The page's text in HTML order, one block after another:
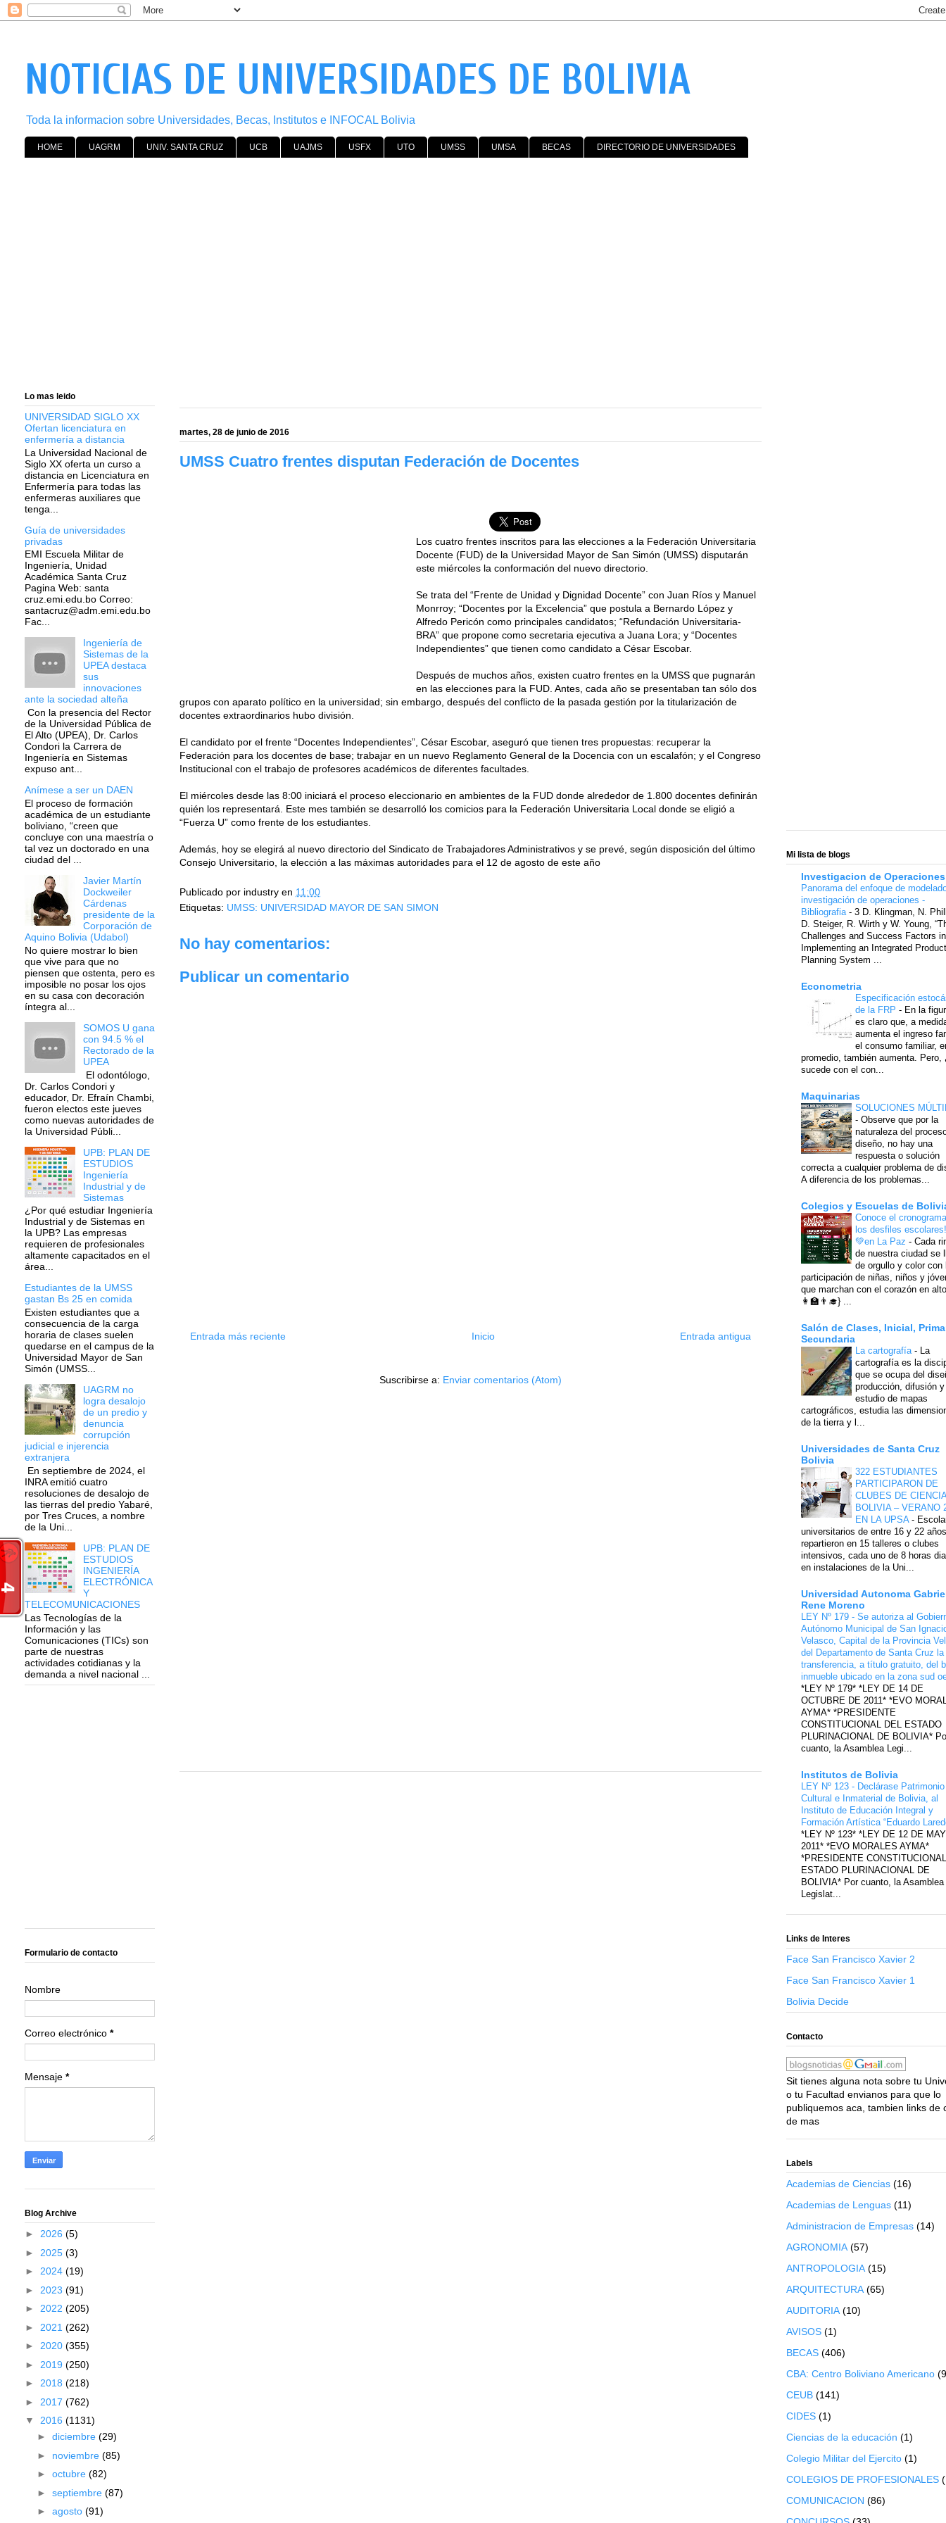
NOTICIAS DE UNIVERSIDADES DE BOLIVIA
Toda la informacion sobre Universidades, Becas, Institutos e INFOCAL Bolivia
HOME UAGRM UNIV. SANTA CRUZ UCB UAJMS USFX UTO UMSS UMSA BECAS DIRECTORIO DE UNIVERSIDADES
martes, 28 de junio de 2016
UMSS Cuatro frentes disputan Federación de Docentes
Los cuatro frentes inscritos para las elecciones a la Federación Universitaria
Docente (FUD) de la Universidad Mayor de San Simón (UMSS) disputarán
este miércoles la conformación del nuevo directorio.
Se trata del “Frente de Unidad y Dignidad Docente” con Juan Ríos y Manuel
Monrroy; “Docentes por la Excelencia” que postula a Bernardo López y
Alfredo Pericón como principales candidatos; “Refundación Universitaria-
BRA” que propone como secretaria ejecutiva a Juana Lora; y “Docentes
Independientes” que tienen como candidato a César Escobar.
Después de muchos años, existen cuatro frentes en la UMSS que pugnarán
en las elecciones para la FUD. Antes, cada año se presentaban tan sólo dos
grupos con aparato político en la universidad; sin embargo, después del conflicto de la pasada gestión por la titularización de
docentes extraordinarios hubo división.
El candidato por el frente “Docentes Independientes”, César Escobar, aseguró que tienen tres propuestas: recuperar la
Federación para los docentes de base; trabajar en un nuevo Reglamento General de la Docencia con un escalafón; y el Congreso
Institucional con el trabajo de profesores académicos de diferentes facultades.
El miércoles desde las 8:00 iniciará el proceso eleccionario en ambientes de la FUD donde alrededor de 1.800 docentes definirán
quién los representará. Este mes también se desarrolló los comicios para la Federación Universitaria Local donde se eligió a
“Fuerza U” como frente de los estudiantes.
Además, hoy se elegirá al nuevo directorio del Sindicato de Trabajadores Administrativos y se prevé, según disposición del último
Consejo Universitario, la elección a las máximas autoridades para el 12 de agosto de este año
Publicado por industry en 11:00
Etiquetas: UMSS: UNIVERSIDAD MAYOR DE SAN SIMON
No hay comentarios:
Publicar un comentario
Entrada más reciente Entrada antigua
Inicio
Suscribirse a: Enviar comentarios (Atom)
Lo mas leido
UNIVERSIDAD SIGLO XX
Ofertan licenciatura en
enfermería a distancia
La Universidad Nacional de
Siglo XX oferta un curso a
distancia en Licenciatura en
Enfermería para todas las
enfermeras auxiliares que
tenga...
Guía de universidades
privadas
EMI Escuela Militar de
Ingeniería, Unidad
Académica Santa Cruz
Pagina Web: santa
cruz.emi.edu.bo Correo:
santacruz@adm.emi.edu.bo
Fac...
Ingeniería de
Sistemas de la
UPEA destaca
sus
innovaciones
ante la sociedad alteña
Con la presencia del Rector
de la Universidad Pública de
El Alto (UPEA), Dr. Carlos
Condori la Carrera de
Ingeniería en Sistemas
expuso ant...
Anímese a ser un DAEN
El proceso de formación
académica de un estudiante
boliviano, “creen que
concluye con una maestría o
tal vez un doctorado en una
ciudad del ...
Javier Martín
Dockweiler
Cárdenas
presidente de la
Corporación de
Aquino Bolivia (Udabol)
No quiere mostrar lo bien
que vive para que no
piensen que ostenta, pero es
imposible no posar los ojos
en su casa con decoración
íntegra al...
SOMOS U gana
con 94.5 % el
Rectorado de la
UPEA
El odontólogo,
Dr. Carlos Condori y
educador, Dr. Efraín Chambi,
fueron electos este jueves
como nuevas autoridades de
la Universidad Públi...
UPB: PLAN DE
ESTUDIOS
Ingeniería
Industrial y de
Sistemas
¿Por qué estudiar Ingeniería
Industrial y de Sistemas en
la UPB? Las empresas
requieren de profesionales
altamente capacitados en el
área...
Estudiantes de la UMSS
gastan Bs 25 en comida
Existen estudiantes que a
consecuencia de la carga
horaria de clases suelen
quedarse en el campus de la
Universidad Mayor de San
Simón (UMSS...
UAGRM no
logra desalojo
de un predio y
denuncia
corrupción
judicial e injerencia
extranjera
En septiembre de 2024, el
INRA emitió cuatro
resoluciones de desalojo de
las tierras del predio Yabaré,
por Tres Cruces, a nombre
de la Uni...
UPB: PLAN DE
ESTUDIOS
INGENIERÍA
ELECTRÓNICA
Y
TELECOMUNICACIONES
Las Tecnologías de la
Información y las
Comunicaciones (TICs) son
parte de nuestras
actividades cotidianas y la
demanda a nivel nacional ...
Formulario de contacto
Nombre
Correo electrónico *
Mensaje *
Blog Archive
► 2026 (5)
► 2025 (3)
► 2024 (19)
► 2023 (91)
► 2022 (205)
► 2021 (262)
► 2020 (355)
► 2019 (250)
► 2018 (218)
► 2017 (762)
▼ 2016 (1131)
► diciembre (29)
► noviembre (85)
► octubre (82)
► septiembre (87)
► agosto (91)
Mi lista de blogs
Investigacion de Operaciones
Panorama del enfoque de
investigación de operaciones -
Bibliografia - 3 D. Klingman, N.
D. Steiger, R. Wirth y W. Young,
Challenges and Success Factors in
Implementing an Integrated
Planning System ...
Econometria
Especificación
de la FRP - En la
es claro que, a
aumenta el ingreso
el consumo familiar,
promedio, también aumenta. Pero,
sucede con el con...
Maquinarias
SOLUCIONES
- Observe que por la
naturaleza del
diseño, no hay una
respuesta o solución
correcta a cualquier problema de
A diferencia de los problemas...
Colegios y Escuelas de
Conoce el
los desfiles
💚en La Paz - Cada
de nuestra ciudad se
de orgullo y color con
participación de niñas, niños y
que marchan con el corazón en
👩‍🏫👨‍🎓} ...
Salón de Clases, Inicial,
Secundaria
La cartografía -
La
cartografía es la
que se ocupa del
producción, difusión y
estudio de mapas
cartográficos, estudia las
de la tierra y l...
Universidades de Santa Cruz
Bolivia
322 ESTUDIANTES
PARTICIPARON DE
CLUBES DE CIENCIA
BOLIVIA – VERANO
EN LA UPSA -
universitarios de entre 16 y 22
repartieron en 15 talleres o clubes
intensivos, cada uno de 8 horas
en instalaciones de la Uni...
Universidad Autonoma
Rene Moreno
LEY Nº 179 - Se autoriza al
Autónomo Municipal de San
Velasco, Capital de la Provincia
del Departamento de Santa Cruz la
transferencia, a título gratuito, del
inmueble ubicado en la zona sud
*LEY Nº 179* *LEY DE 14 DE
OCTUBRE DE 2011* *EVO
AYMA* *PRESIDENTE
CONSTITUCIONAL DEL ESTADO
PLURINACIONAL DE BOLIVIA*
cuanto, la Asamblea Legi...
Institutos de Bolivia
LEY Nº 123 - Declárase Patrimonio
Cultural e Inmaterial de Bolivia, al
Instituto de Educación Integral y
Formación Artística “Eduardo
*LEY Nº 123* *LEY DE 12 DE
2011* *EVO MORALES AYMA*
*PRESIDENTE
ESTADO PLURINACIONAL DE
BOLIVIA* Por cuanto, la Asamblea
Legislat...
Links de Interes
Face San Francisco Xavier 2
Face San Francisco Xavier 1
Bolivia Decide
Contacto
Sit tienes alguna nota sobre tu
o tu Facultad envianos para que lo
publiquemos aca, tambien links de
de mas
Labels
Academias de Ciencias (16)
Academias de Lenguas (11)
Administracion de Empresas (14)
AGRONOMIA (57)
ANTROPOLOGIA (15)
ARQUITECTURA (65)
AUDITORIA (10)
AVISOS (1)
BECAS (406)
CBA: Centro Boliviano Americano
CEUB (141)
CIDES (1)
Ciencias de la educación (1)
Colegio Militar del Ejercito (1)
COLEGIOS DE PROFESIONALES
COMUNICACION (86)